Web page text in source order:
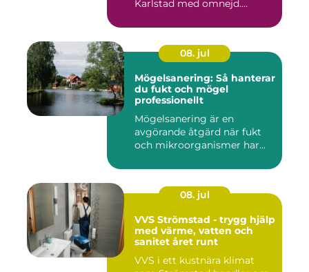
Karlstad med omnejd.
08. jul
Mögelsanering: Så hanterar
du fukt och mögel
professionellt
Mögelsanering är en
avgörande åtgärd när fukt
och mikroorganismer har...
08. jul
VVS Strömstad - trygg hjälp
med värme, vatten och
sanitet året runt
VVS i ett kustnära klimat